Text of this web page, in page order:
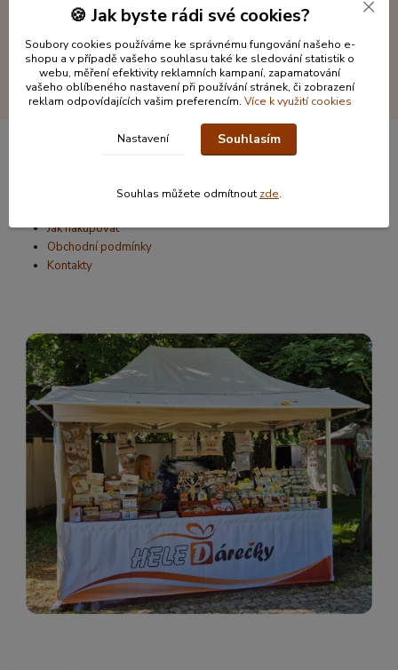
Jak nakupovat
Obchodní podmínky
Kontakty
🍪 Jak byste rádi své cookies?
Soubory cookies používáme ke správnému fungování našeho e-
shopu a v případě vašeho souhlasu také ke sledování statistik o
webu, měření efektivity reklamních kampaní, zapamatování
vašeho oblíbeného nastavení při používání stránek, či zobrazení
reklam odpovídajících vašim preferencím. Více k využití cookies
Nastavení Souhlasím
Souhlas můžete odmítnout zde.